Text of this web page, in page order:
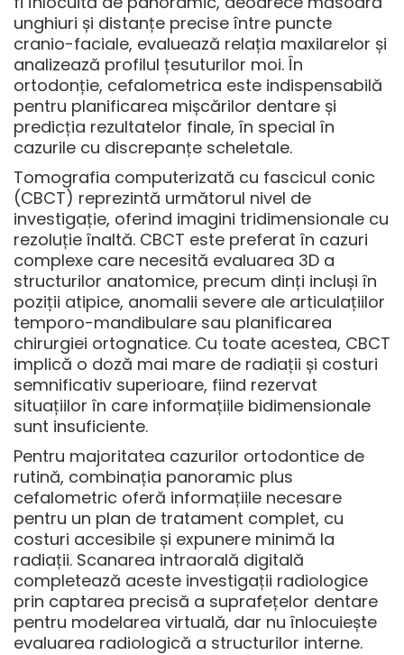
unghiuri și distanțe precise între puncte
cranio-faciale, evaluează relația maxilarelor și
analizează profilul țesuturilor moi. În
ortodonție, cefalometrica este indispensabilă
pentru planificarea mișcărilor dentare și
predicția rezultatelor finale, în special în
cazurile cu discrepanțe scheletale.
Tomografia computerizată cu fascicul conic
(CBCT) reprezintă următorul nivel de
investigație, oferind imagini tridimensionale cu
rezoluție înaltă. CBCT este preferat în cazuri
complexe care necesită evaluarea 3D a
structurilor anatomice, precum dinți incluși în
poziții atipice, anomalii severe ale articulațiilor
temporo-mandibulare sau planificarea
chirurgiei ortognatice. Cu toate acestea, CBCT
implică o doză mai mare de radiații și costuri
semnificativ superioare, fiind rezervat
situațiilor în care informațiile bidimensionale
sunt insuficiente.
Pentru majoritatea cazurilor ortodontice de
rutină, combinația panoramic plus
cefalometric oferă informațiile necesare
pentru un plan de tratament complet, cu
costuri accesibile și expunere minimă la
radiații. Scanarea intraorală digitală
completează aceste investigații radiologice
prin captarea precisă a suprafețelor dentare
pentru modelarea virtuală, dar nu înlocuiește
evaluarea radiologică a structurilor interne.